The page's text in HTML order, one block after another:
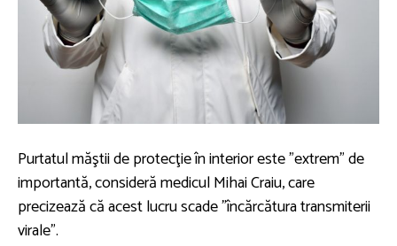
Purtatul măştii de protecţie în interior este "extrem" de
importantă, consideră medicul Mihai Craiu, care
precizează că acest lucru scade "încărcătura transmiterii
virale".